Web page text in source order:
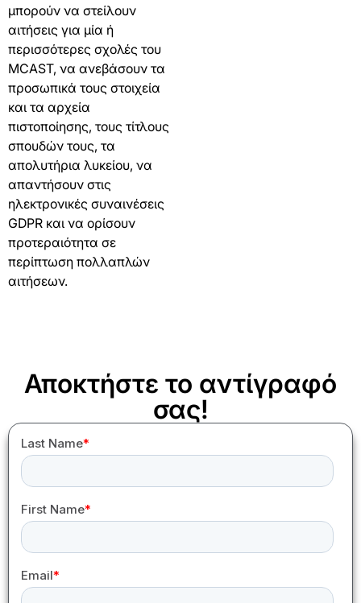
μπορούν να στείλουν
αιτήσεις για μία ή
περισσότερες σχολές του
MCAST, να ανεβάσουν τα
προσωπικά τους στοιχεία
και τα αρχεία
πιστοποίησης, τους τίτλους
σπουδών τους, τα
απολυτήρια λυκείου, να
απαντήσουν στις
ηλεκτρονικές συναινέσεις
GDPR και να ορίσουν
προτεραιότητα σε
περίπτωση πολλαπλών
αιτήσεων.
Αποκτήστε το αντίγραφό
σας!